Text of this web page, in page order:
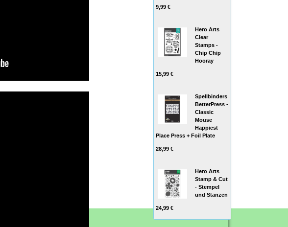
9,99 €
Hero Arts
Clear
Stamps -
Chip Chip
Hooray
15,99 €
Spellbinders
BetterPress -
Classic
Mouse
Happiest
Place Press + Foil Plate
28,99 €
Hero Arts
Stamp & Cut
- Stempel
und Stanzen
24,99 €